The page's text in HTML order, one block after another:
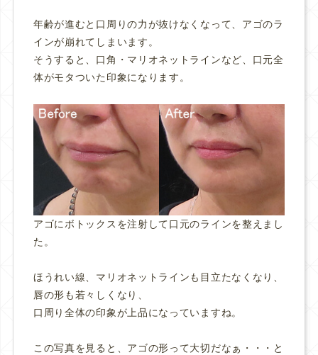
年齢が進むと口周りの力が抜けなくなって、アゴのラ
インが崩れてしまいます。
そうすると、口角・マリオネットラインなど、口元全
体がモタついた印象になります。
アゴにボトックスを注射して口元のラインを整えまし
た。
ほうれい線、マリオネットラインも目立たなくなり、
唇の形も若々しくなり、
口周り全体の印象が上品になっていますね。
この写真を見ると、アゴの形って大切だなぁ・・・と